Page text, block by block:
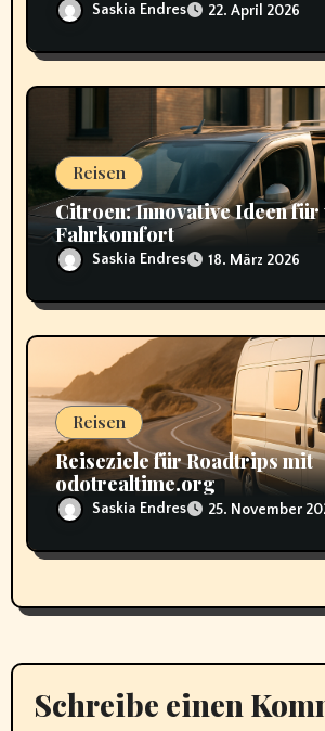
o
n
Saskia Endres 22. April 2026
Reisen
Citroen: Innovative Ideen für
Fahrkomfort
Saskia Endres 18. März 2026
Reisen
Reiseziele für Roadtrips mit
odotrealtime.org
Saskia Endres 25. November
Schreibe einen